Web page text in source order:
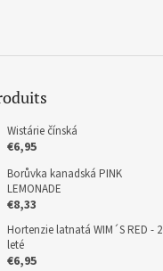
Wistárie čínská
€6,95
Borůvka kanadská PINK
LEMONADE
€8,33
Hortenzie latnatá WIM´S RED - 2
leté
€6,95